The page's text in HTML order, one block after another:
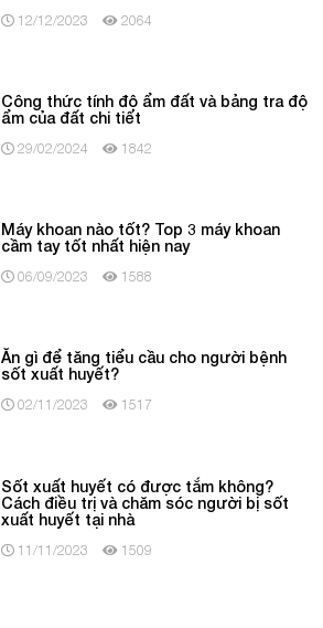
12/12/2023 2064
Công thức tính độ ẩm đất và bảng tra độ
ẩm của đất chi tiết
29/02/2024 1842
Máy khoan nào tốt? Top 3 máy khoan
cầm tay tốt nhất hiện nay
06/09/2023 1588
Ăn gì để tăng tiểu cầu cho người bệnh
sốt xuất huyết?
02/11/2023 1517
Sốt xuất huyết có được tắm không?
Cách điều trị và chăm sóc người bị sốt
xuất huyết tại nhà
11/11/2023 1509